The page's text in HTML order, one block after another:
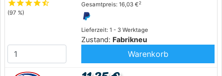
starstarstarstarstar_half
(97 %)
Lieferzeit: 1 - 3 Werktage
Zustand: Fabrikneu
Gesamtpreis: 16,03 €2
Warenkorb